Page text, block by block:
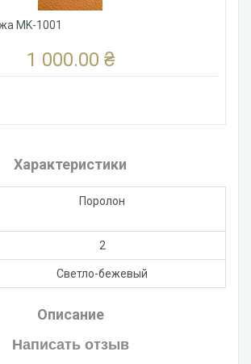
MK-1001
1 000.00 ₴
Характеристики
Поролон
2
Светло-бежевый
Описание
Написать отзыв